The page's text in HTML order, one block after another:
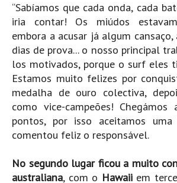
Espinho HD
Espinho vista aérea HD
Espinho - Silvalde HD
AVEIRO
Cortegaça (Vila do Surf) HD
Cortegaça Onda Pontão HD
Praia da Barra Norte HD
FIGUEIRA DA FOZ
Praia do Cabedelo HD
“Sabíamos que cada onda, cada
iria contar! Os miúdos
embora a acusar já algum
dias de prova... o nosso principal
los motivados, porque o surf eles
Estamos muito felizes por
medalha de ouro colectiva,
como vice-campeões!
pontos, por isso aceitamos
comentou feliz o responsável.
No segundo lugar ficou a muito
australiana, com o Hawaiiem